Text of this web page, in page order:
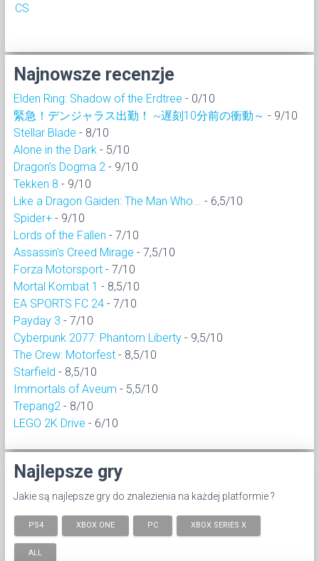
CS
Najnowsze recenzje
Elden Ring: Shadow of the Erdtree - 0/10
緊急！デンジャラス出勤！ ~遅刻10分前の衝動～ - 9/10
Stellar Blade - 8/10
Alone in the Dark - 5/10
Dragon’s Dogma 2 - 9/10
Tekken 8 - 9/10
Like a Dragon Gaiden: The Man Who...
- 6,5/10
Spider+ - 9/10
Lords of the Fallen - 7/10
Assassin's Creed Mirage - 7,5/10
Forza Motorsport - 7/10
Mortal Kombat 1 - 8,5/10
EA SPORTS FC 24 - 7/10
Payday 3 - 7/10
Cyberpunk 2077: Phantom Liberty - 9,5/10
The Crew: Motorfest - 8,5/10
Starfield - 8,5/10
Immortals of Aveum - 5,5/10
Trepang2 - 8/10
LEGO 2K Drive - 6/10
Najlepsze gry
Jakie są najlepsze gry do znalezienia na każdej platformie ?
PS4 XBOX ONE PC XBOX SERIES X
ALL